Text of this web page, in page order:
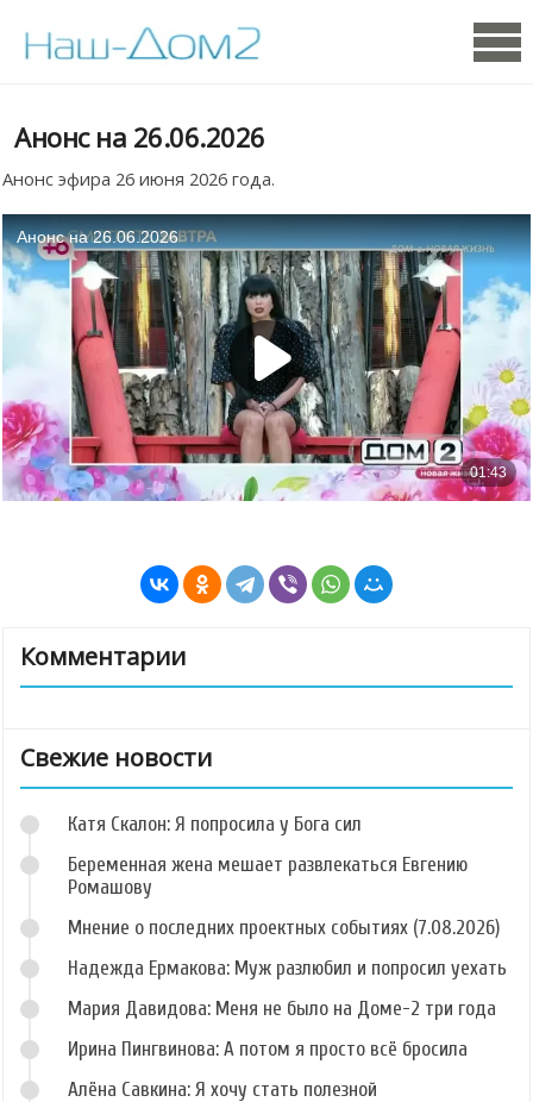
Анонс на 26.06.2026
Анонс эфира 26 июня 2026 года.
Комментарии
Свежие новости
Катя Скалон: Я попросила у Бога сил
Беременная жена мешает развлекаться Евгению
Ромашову
Мнение о последних проектных событиях (7.08.2026)
Надежда Ермакова: Муж разлюбил и попросил уехать
Мария Давидова: Меня не было на Доме-2 три года
Ирина Пингвинова: А потом я просто всё бросила
Алёна Савкина: Я хочу стать полезной